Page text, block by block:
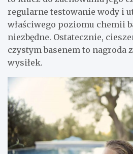
regularne testowanie wody i
właściwego poziomu chemii
niezbędne. Ostatecznie,
czystym basenem to nagroda
wysiłek.